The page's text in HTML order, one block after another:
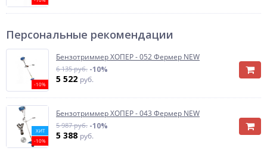
Персональные рекомендации
-10%
Бензотриммер ХОПЕР - 052 Фермер NEW
6 135 руб. -10%
5 522 руб.
ХИТ
-10%
Бензотриммер ХОПЕР - 043 Фермер NEW
5 987 руб. -10%
5 388 руб.